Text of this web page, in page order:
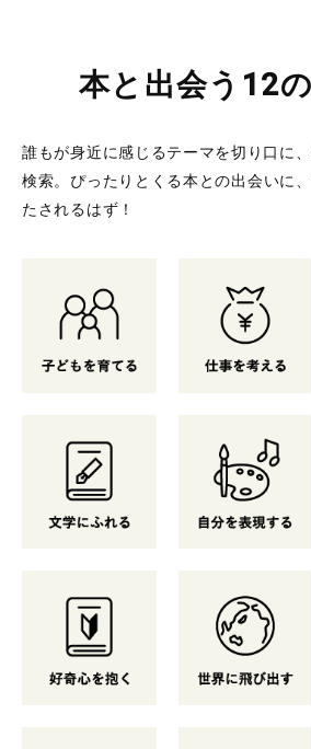
本と出会う12
誰もが身近に感じるテーマを切り口に
検索。 ぴったりとくる本との出会いに
たされるはず！